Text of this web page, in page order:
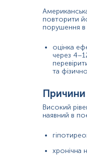
синдром
недостатнє
хронічні інфекції
хвороба
хронічна
повторити
порушення в
оцінка
через
та
Причини
Високий
наявний в
хронічна